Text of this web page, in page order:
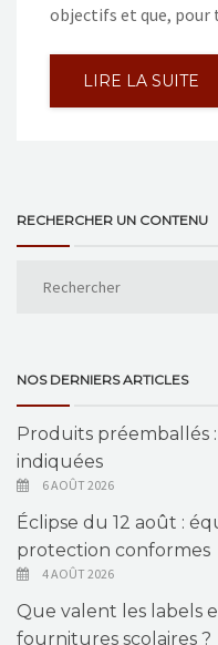
objectifs et que, pour
LIRE LA SUITE
RECHERCHER UN CONTENU
NOS DERNIERS ARTICLES
Produits préemballés
indiquées
6 AOÛT 2026
Éclipse du 12 août :
protection conformes
4 AOÛT 2026
Que valent les labels
fournitures scolaires ?